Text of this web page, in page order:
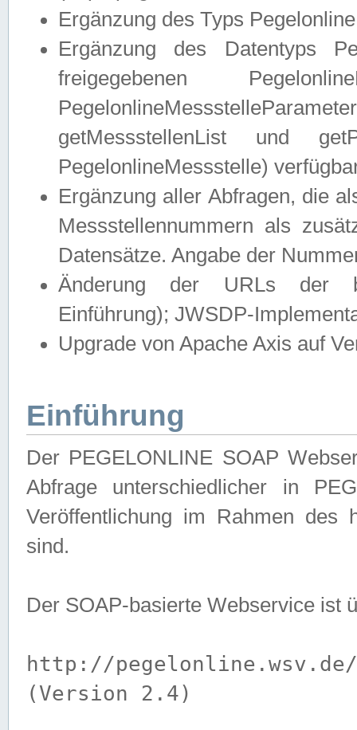
Ergänzung des Typs
Ergänzung des Datentyps
freigegebenen
getMessstellenList und
PegelonlineMessstelle)
Ergänzung aller Abfragen, die
Messstellennummern als
Datensätze. Angabe der
Änderung der URLs der
Einführung); JWSDP-
Upgrade von Apache Axis auf
Einführung
Der PEGELONLINE SOAP
Abfrage unterschiedlicher in
Veröffentlichung im Rahmen des
sind.
Der SOAP-basierte Webservice ist
http://pegelonline.wsv.de/
(Version 2.4)